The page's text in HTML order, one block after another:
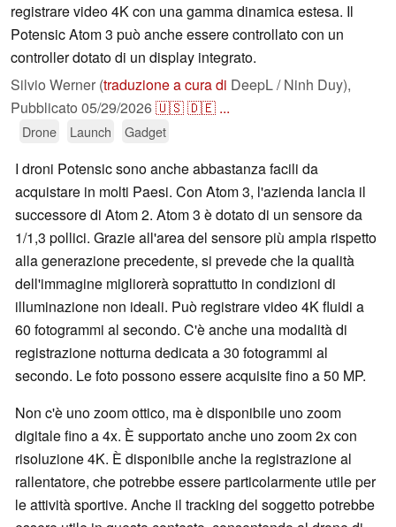
registrare video 4K con una gamma dinamica estesa. Il
Potensic Atom 3 può anche essere controllato con un
controller dotato di un display integrato.
Silvio Werner (traduzione a cura di DeepL / Ninh Duy),
Pubblicato 05/29/2026🇺🇸🇩🇪 ...
Drone Launch Gadget
I droni Potensic sono anche abbastanza facili da
acquistare in molti Paesi. Con Atom 3, l'azienda lancia il
successore di Atom 2. Atom 3 è dotato di un sensore da
1/1,3 pollici. Grazie all'area del sensore più ampia rispetto
alla generazione precedente, si prevede che la qualità
dell'immagine migliorerà soprattutto in condizioni di
illuminazione non ideali. Può registrare video 4K fluidi a
60 fotogrammi al secondo. C'è anche una modalità di
registrazione notturna dedicata a 30 fotogrammi al
secondo. Le foto possono essere acquisite fino a 50 MP.
Non c'è uno zoom ottico, ma è disponibile uno zoom
digitale fino a 4x. È supportato anche uno zoom 2x con
risoluzione 4K. È disponibile anche la registrazione al
rallentatore, che potrebbe essere particolarmente utile per
le attività sportive. Anche il tracking del soggetto potrebbe